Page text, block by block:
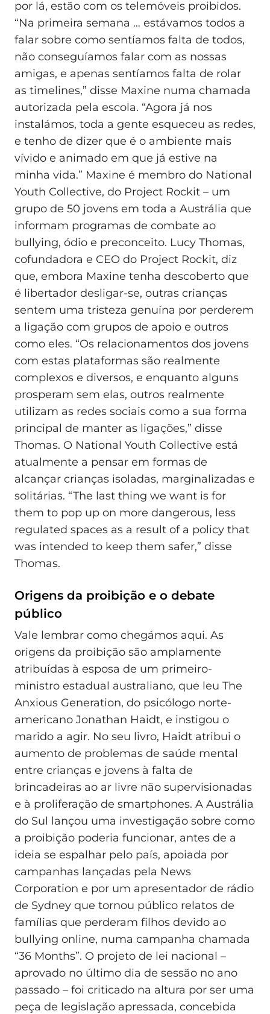
por lá, estão com os telemóveis proibidos.
“Na primeira semana … estávamos todos a
falar sobre como sentíamos falta de todos,
não conseguíamos falar com as nossas
amigas, e apenas sentíamos falta de rolar
as timelines,” disse Maxine numa chamada
autorizada pela escola. “Agora já nos
instalámos, toda a gente esqueceu as redes,
e tenho de dizer que é o ambiente mais
vívido e animado em que já estive na
minha vida.” Maxine é membro do National
Youth Collective, do Project Rockit – um
grupo de 50 jovens em toda a Austrália que
informam programas de combate ao
bullying, ódio e preconceito. Lucy Thomas,
cofundadora e CEO do Project Rockit, diz
que, embora Maxine tenha descoberto que
é libertador desligar-se, outras crianças
sentem uma tristeza genuína por perderem
a ligação com grupos de apoio e outros
como eles. “Os relacionamentos dos jovens
com estas plataformas são realmente
complexos e diversos, e enquanto alguns
prosperam sem elas, outros realmente
utilizam as redes sociais como a sua forma
principal de manter as ligações,” disse
Thomas. O National Youth Collective está
atualmente a pensar em formas de
alcançar crianças isoladas, marginalizadas e
solitárias. “The last thing we want is for
them to pop up on more dangerous, less
regulated spaces as a result of a policy that
was intended to keep them safer,” disse
Thomas.
Origens da proibição e o debate
público
Vale lembrar como chegámos aqui. As
origens da proibição são amplamente
atribuídas à esposa de um primeiro-
ministro estadual australiano, que leu The
Anxious Generation, do psicólogo norte-
americano Jonathan Haidt, e instigou o
marido a agir. No seu livro, Haidt atribui o
aumento de problemas de saúde mental
entre crianças e jovens à falta de
brincadeiras ao ar livre não supervisionadas
e à proliferação de smartphones. A Austrália
do Sul lançou uma investigação sobre como
a proibição poderia funcionar, antes de a
ideia se espalhar pelo país, apoiada por
campanhas lançadas pela News
Corporation e por um apresentador de rádio
de Sydney que tornou público relatos de
famílias que perderam filhos devido ao
bullying online, numa campanha chamada
“36 Months”. O projeto de lei nacional –
aprovado no último dia de sessão no ano
passado – foi criticado na altura por ser uma
peça de legislação apressada, concebida